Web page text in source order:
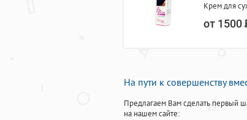
Крем для
от 1500
На пути к совершенству
Предлагаем Вам сделать первый
на нашем сайте: